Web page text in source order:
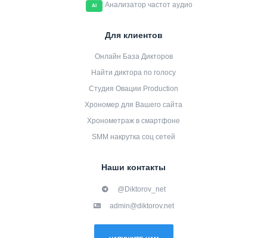
AI Анализатор частот аудио
Для клиентов
Онлайн База Дикторов
Найти диктора по голосу
Студия Овации Production
Хрономер для Вашего сайта
Хронометраж в смартфоне
SMM накрутка соц сетей
Наши контакты
@Diktorov_net
admin@diktorov.net